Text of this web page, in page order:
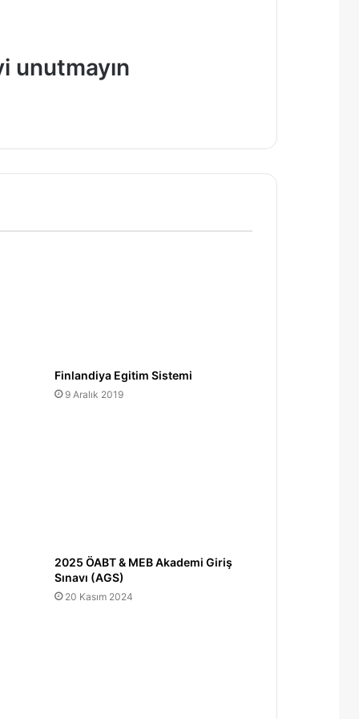
unutmayın
Finlandiya Egitim Sistemi
9 Aralık 2019
2025 ÖABT & MEB Akademi Giriş
Sınavı (AGS)
20 Kasım 2024